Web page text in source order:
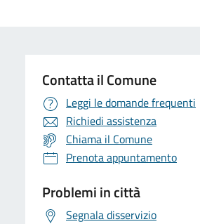
Contatta il Comune
Leggi le domande frequenti
Richiedi assistenza
Chiama il Comune
Prenota appuntamento
Problemi in città
Segnala disservizio